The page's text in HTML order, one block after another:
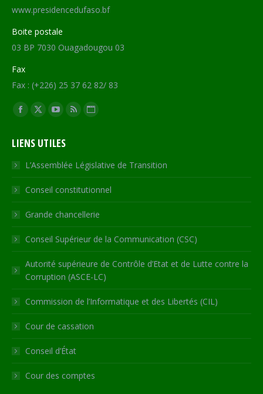
www.presidencedufaso.bf
Boite postale
03 BP 7030 Ouagadougou 03
Fax
Fax : (+226) 25 37 62 82/ 83
Trouvez nous sur :
Facebook
opens
in
new
window
X
opens
in
new
window
YouTube
opens
in
new
window
RSS
in
new
window
Site
opens
in
new
LIENS UTILES
L’Assemblée Législative de Transition
Conseil constitutionnel
Grande chancellerie
Conseil Supérieur de la Communication (CSC)
Autorité supérieure de Contrôle d’Etat et de Lutte contre la
Corruption (ASCE-LC)
Commission de l’Informatique et des Libertés (CIL)
Cour de cassation
Conseil d’État
Cour des comptes